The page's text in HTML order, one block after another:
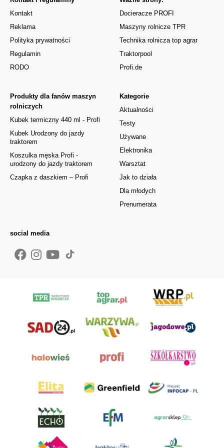
Kontakt
Reklama
Polityka prywatności
Regulamin
RODO
Kategorie
Aktualności
Testy
Używane
Elektronika
Warsztat
Jak to działa
Dla młodych
Prenumerata
Produkty dla fanów maszyn
rolniczych
Kubek termiczny 440 ml - Profi
Kubek Urodzony do jazdy
traktorem
Koszulka męska Profi -
urodzony do jazdy traktorem
Czapka z daszkiem – Profi
Docieracze PROFI
Maszyny rolnicze TPR
Technika rolnicza top agrar
Traktorpool
Profi.de
social media